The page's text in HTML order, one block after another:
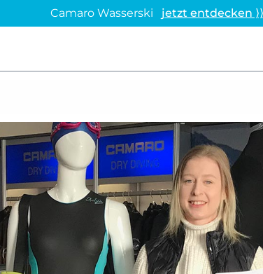
Camaro Wasserski jetzt entdecken ⟩⟩